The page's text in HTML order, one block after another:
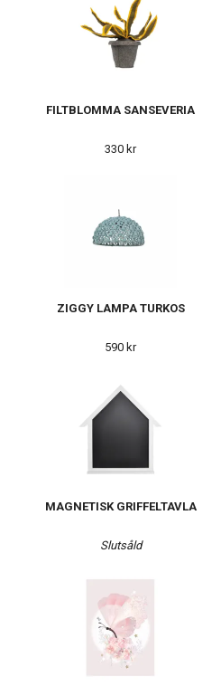
FILTBLOMMA SANSEVERIA
330 kr
ZIGGY LAMPA TURKOS
590 kr
MAGNETISK GRIFFELTAVLA
Slutsåld